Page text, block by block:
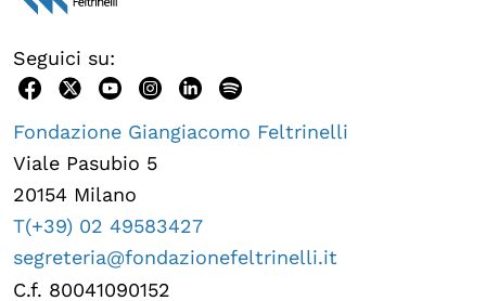
Seguici su:
Fondazione Giangiacomo Feltrinelli
Viale Pasubio 5
20154 Milano
T(+39) 02 49583427
segreteria@fondazionefeltrinelli.it
C.f. 80041090152